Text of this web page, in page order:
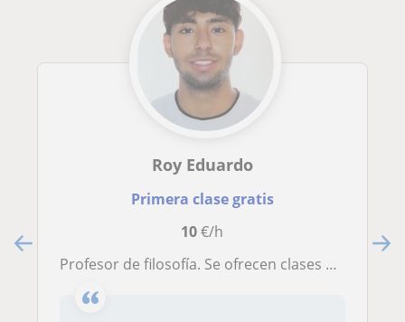
Roy Eduardo
Primera clase gratis
10€/h
Profesor de filosofía. Se ofrecen clases de apoyo, nivel ESO, Bachillerato y universidad; así como preparación de exámenes tipo EBAU